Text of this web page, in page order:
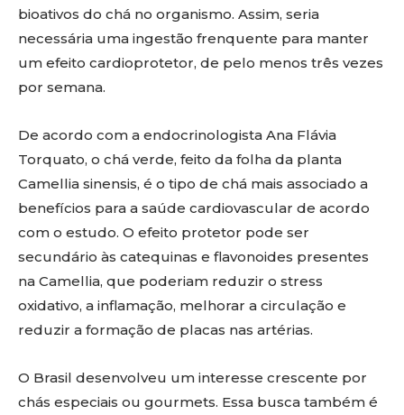
bioativos do chá no organismo. Assim, seria
necessária uma ingestão frenquente para manter
um efeito cardioprotetor, de pelo menos três vezes
por semana.
De acordo com a endocrinologista Ana Flávia
Torquato, o chá verde, feito da folha da planta
Camellia sinensis, é o tipo de chá mais associado a
benefícios para a saúde cardiovascular de acordo
com o estudo. O efeito protetor pode ser
secundário às catequinas e flavonoides presentes
na Camellia, que poderiam reduzir o stress
oxidativo, a inflamação, melhorar a circulação e
reduzir a formação de placas nas artérias.
O Brasil desenvolveu um interesse crescente por
chás especiais ou gourmets. Essa busca também é